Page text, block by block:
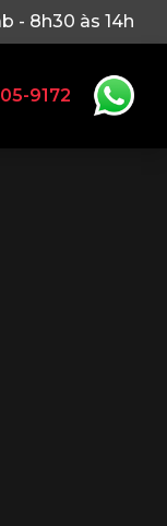
- 8h30 às 14h
9172